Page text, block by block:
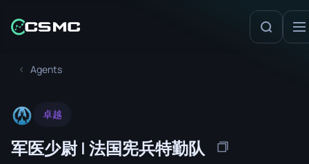
Agents
卓越
军医少尉 | 法国宪兵特勤队